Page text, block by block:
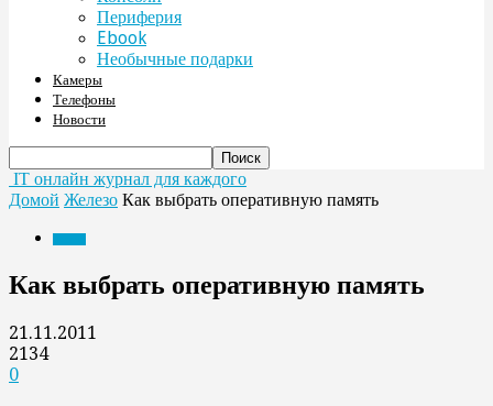
Периферия
Ebook
Необычные подарки
Камеры
Телефоны
Новости
IT онлайн журнал для каждого
Домой Железо Как выбрать оперативную память
Как выбрать оперативную память
21.11.2011
2134
0